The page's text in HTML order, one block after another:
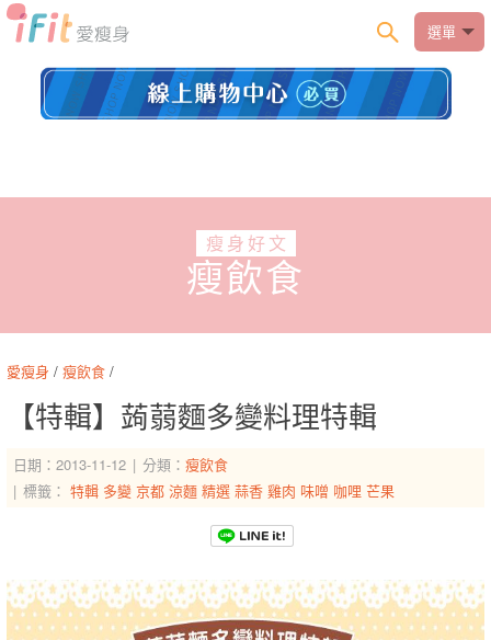
選單
瘦身好文
瘦飲食
愛瘦身 / 瘦飲食 /
【特輯】蒟蒻麵多變料理特輯
日期：2013-11-12 分類： 瘦飲食
標籤： 特輯 多變 京都 涼麵 精選 蒜香 雞肉 味噌 咖哩 芒果